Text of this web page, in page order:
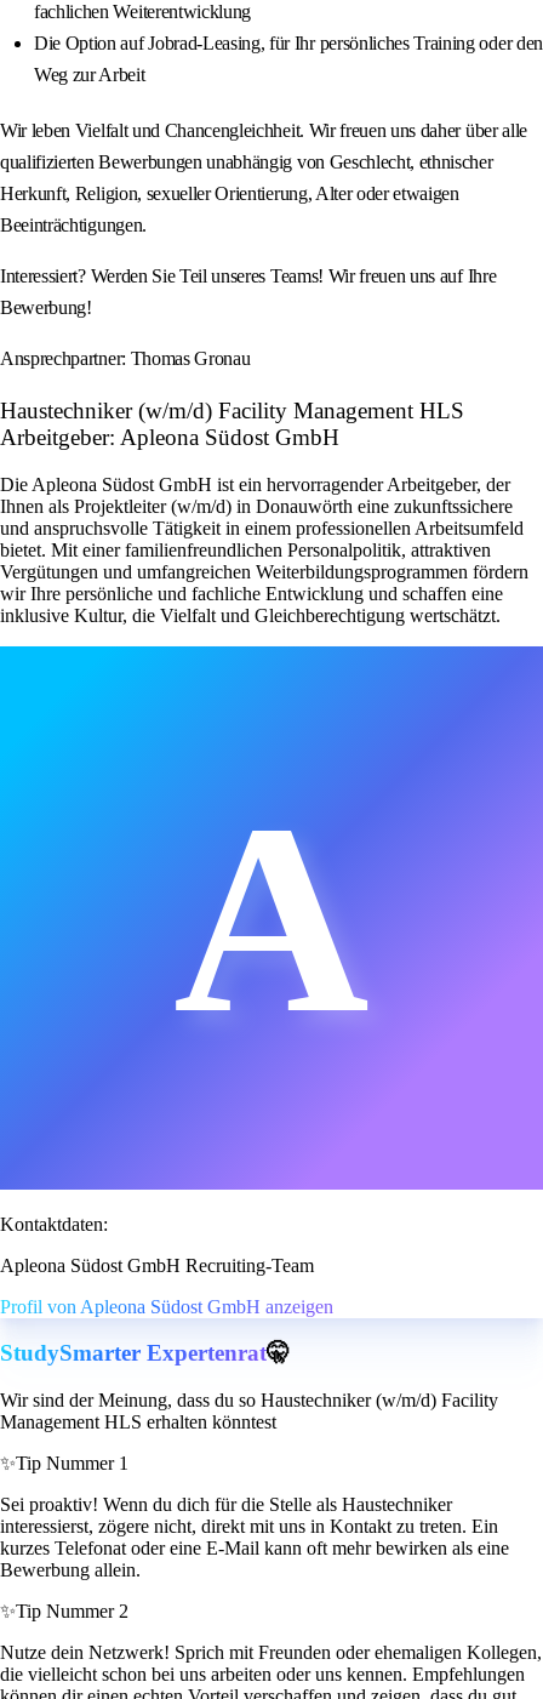
fachlichen Weiterentwicklung
Die Option auf Jobrad-Leasing, für Ihr persönliches Training oder den
Weg zur Arbeit
Wir leben Vielfalt und Chancengleichheit. Wir freuen uns daher über alle
qualifizierten Bewerbungen unabhängig von Geschlecht, ethnischer
Herkunft, Religion, sexueller Orientierung, Alter oder etwaigen
Beeinträchtigungen.
Interessiert? Werden Sie Teil unseres Teams! Wir freuen uns auf Ihre
Bewerbung!
Ansprechpartner: Thomas Gronau
Haustechniker (w/m/d) Facility Management HLS
Arbeitgeber: Apleona Südost GmbH
Die Apleona Südost GmbH ist ein hervorragender Arbeitgeber, der
Ihnen als Projektleiter (w/m/d) in Donauwörth eine zukunftssichere
und anspruchsvolle Tätigkeit in einem professionellen Arbeitsumfeld
bietet. Mit einer familienfreundlichen Personalpolitik, attraktiven
Vergütungen und umfangreichen Weiterbildungsprogrammen fördern
wir Ihre persönliche und fachliche Entwicklung und schaffen eine
inklusive Kultur, die Vielfalt und Gleichberechtigung wertschätzt.
A
Kontaktdaten:
Apleona Südost GmbH Recruiting-Team
Profil von Apleona Südost GmbH anzeigen
StudySmarter Expertenrat🤫
Wir sind der Meinung, dass du so Haustechniker (w/m/d) Facility
Management HLS erhalten könntest
✨Tip Nummer 1
Sei proaktiv! Wenn du dich für die Stelle als Haustechniker
interessierst, zögere nicht, direkt mit uns in Kontakt zu treten. Ein
kurzes Telefonat oder eine E-Mail kann oft mehr bewirken als eine
Bewerbung allein.
✨Tip Nummer 2
Nutze dein Netzwerk! Sprich mit Freunden oder ehemaligen Kollegen,
die vielleicht schon bei uns arbeiten oder uns kennen. Empfehlungen